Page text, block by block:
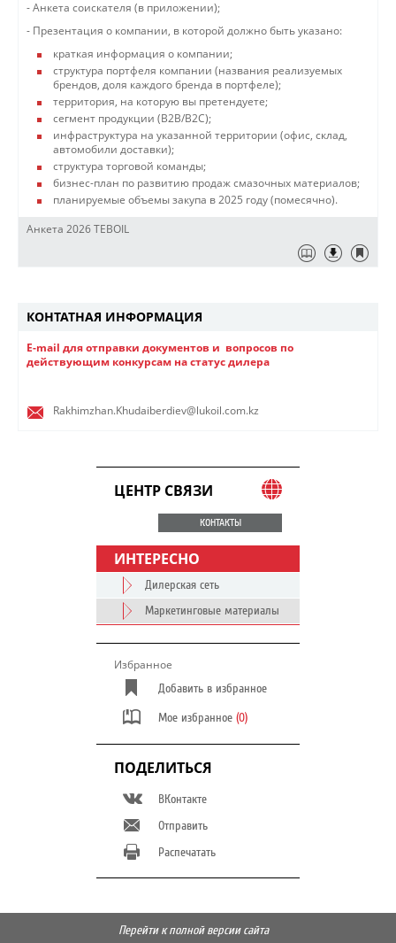
- Анкета соискателя (в приложении);
- Презентация о компании, в которой должно быть указано:
краткая информация о компании;
структура портфеля компании (названия реализуемых
брендов, доля каждого бренда в портфеле);
территория, на которую вы претендуете;
сегмент продукции (B2B/B2C);
инфраструктура на указанной территории (офис, склад,
автомобили доставки);
структура торговой команды;
бизнес-план по развитию продаж смазочных материалов;
планируемые объемы закупа в 2025 году (помесячно).
Анкета 2026 TEBOIL
КОНТАТНАЯ ИНФОРМАЦИЯ
​E-mail для отправки документов и вопросов​ по
действующим конкурсам на статус дилера
Rakhimzhan.Khudaiberdiev@lukoil.com.kz
ЦЕНТР СВЯЗИ
КОНТАКТЫ
ИНТЕРЕСНО
Дилерская сеть
Маркетинговые материалы
Избранное
Добавить в избранное
Мое избранное (0)
ПОДЕЛИТЬСЯ
ВКонтакте
Отправить
Распечатать
Перейти к полной версии сайта